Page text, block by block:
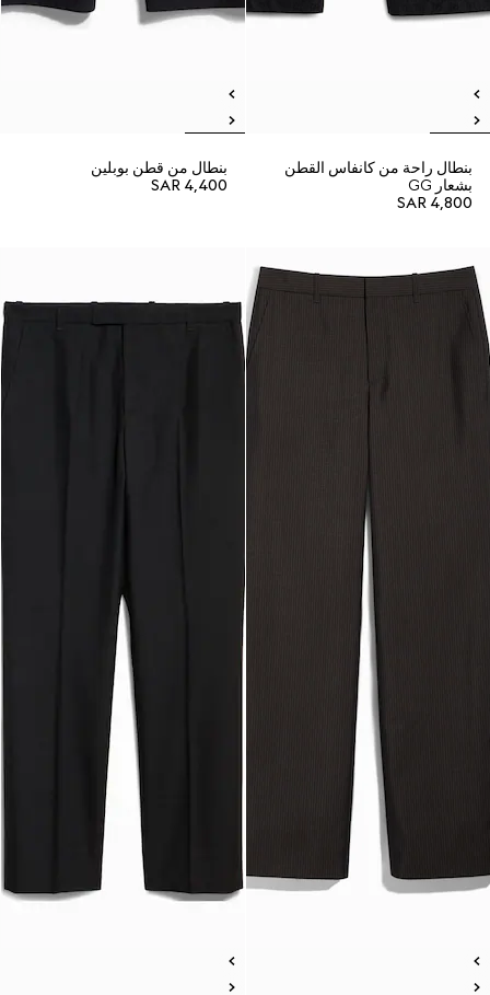
بنطال راحة من كانفاس القطن
بشعار GG
SAR 4,800
بنطال من قطن بوبلين
SAR 4,400